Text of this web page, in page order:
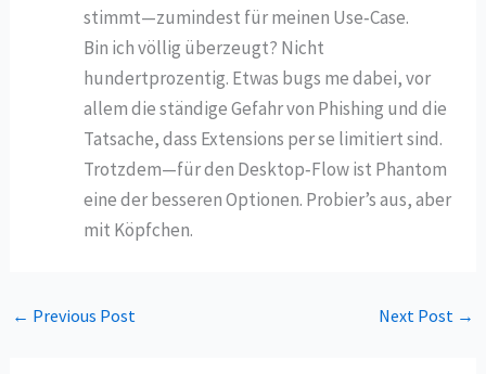
stimmt—zumindest für meinen Use‑Case.
Bin ich völlig überzeugt? Nicht
hundertprozentig. Etwas bugs me dabei, vor
allem die ständige Gefahr von Phishing und die
Tatsache, dass Extensions per se limitiert sind.
Trotzdem—für den Desktop‑Flow ist Phantom
eine der besseren Optionen. Probier’s aus, aber
mit Köpfchen.
← Previous Post Next Post →